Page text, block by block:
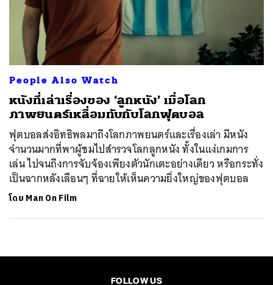
People Also Watch
หนังที่เล่าเรื่องของ ‘ลูกหนัง’ เมื่อโลก
ภาพยนตร์เหลื่อมทับกับโลกฟุตบอล
ฟุตบอลส่งอิทธิพลมาถึงโลกภาพยนตร์และเรื่องเล่า มีหนัง
จำนวนมากที่พาผู้ชมไปสำรวจโลกลูกหนัง ทั้งในแง่เกมการ
เล่น ไปจนถึงการจับจ้องเพียงตัวนักเตะอย่างเดียว หรือกระทั่ง
เป็นฉากหลังเลือนๆ ที่ฉายให้เห็นความยิ่งใหญ่ของฟุตบอล
โดย Man On Film
FOLLOW US
ค้นหา
SHARE TWEET LINE EMAIL